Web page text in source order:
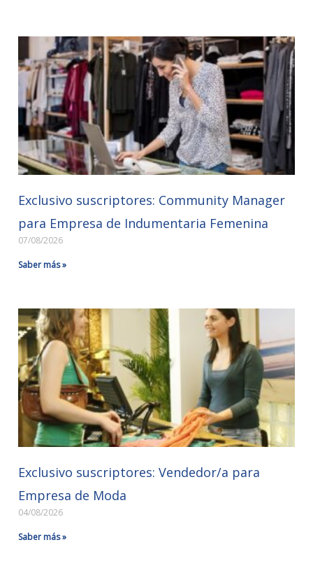
Exclusivo suscriptores: Community Manager
para Empresa de Indumentaria Femenina
07/08/2026
Saber más »
Exclusivo suscriptores: Vendedor/a para
Empresa de Moda
04/08/2026
Saber más »